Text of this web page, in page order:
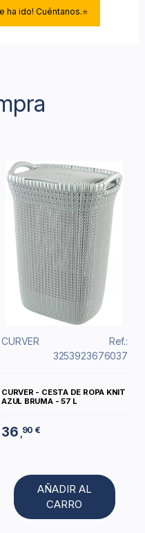
ha ido! Cuéntanos.⭐
CURVER
Ref.:
3253923676037
CURVER - CESTA DE ROPA KNIT
AZUL BRUMA - 57 L
36 ,90 €
AÑADIR AL
CARRO